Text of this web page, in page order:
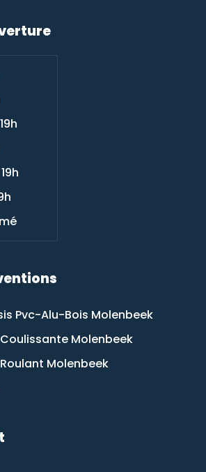
Pvc-Alu-Bois Molenbeek
Molenbeek
Molenbeek